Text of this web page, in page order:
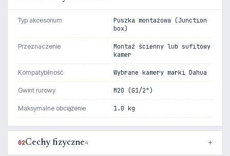
Typ akcesorium
Puszka montażowa (Junction
box)
Przeznaczenie
Montaż ścienny lub sufitowy
kamer
Kompatybilność Wybrane kamery marki Dahua
Gwint rurowy M20 (G1/2")
Maksymalne obciążenie 1.0 kg
02Cechy fizyczne4